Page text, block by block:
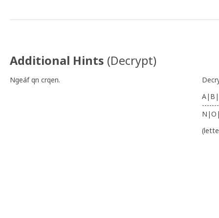
Additional Hints (Decrypt)
Ngeáf qn crqen.